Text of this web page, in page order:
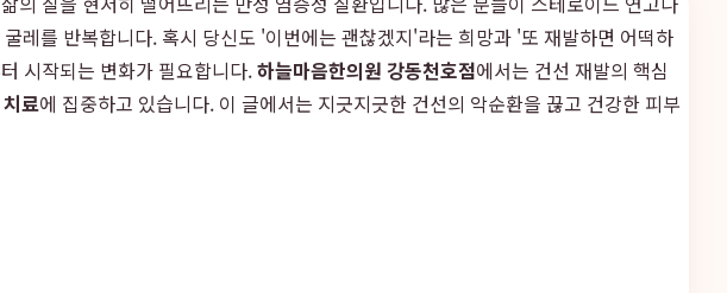
레를 반복합니다. 혹시 당신도 '이번에는 괜찮겠지'라는 희망과 '또 재발하면 어떡하
시작되는 변화가 필요합니다.하늘마음한의원 강동천호점에서는 건선 재발의 핵심
료에 집중하고 있습니다. 이 글에서는 지긋지긋한 건선의 악순환을 끊고 건강한 피부